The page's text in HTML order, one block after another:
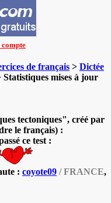
de français > Dictée
Statistiques mises à jour
tectoniques", créé par
le français) :
ce test :
: coyote09 / FRANCE,